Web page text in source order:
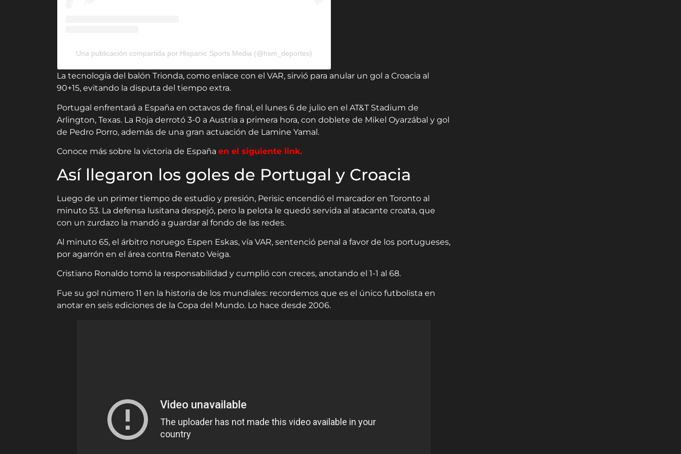
Una publicación compartida por Hispanic Sports Media (@hsm_deportes)
La tecnología del balón Trionda, como enlace con el VAR, sirvió para anular un gol a Croacia al
90+15, evitando la disputa del tiempo extra.
Portugal enfrentará a España en octavos de final, el lunes 6 de julio en el AT&T Stadium de
Arlington, Texas. La Roja derrotó 3-0 a Austria a primera hora, con doblete de Mikel Oyarzábal y gol
de Pedro Porro, además de una gran actuación de Lamine Yamal.
Conoce más sobre la victoria de España en el siguiente link.
Así llegaron los goles de Portugal y Croacia
Luego de un primer tiempo de estudio y presión, Perisic encendió el marcador en Toronto al
minuto 53. La defensa lusitana despejó, pero la pelota le quedó servida al atacante croata, que
con un zurdazo la mandó a guardar al fondo de las redes.
Al minuto 65, el árbitro noruego Espen Eskas, vía VAR, sentenció penal a favor de los portugueses,
por agarrón en el área contra Renato Veiga.
Cristiano Ronaldo tomó la responsabilidad y cumplió con creces, anotando el 1-1 al 68.
Fue su gol número 11 en la historia de los mundiales: recordemos que es el único futbolista en
anotar en seis ediciones de la Copa del Mundo. Lo hace desde 2006.